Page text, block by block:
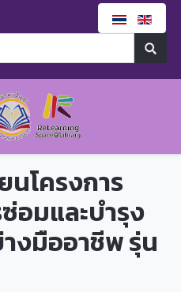
โครงการ
อมและบำรุง
งมืออาชีพ รุ่น